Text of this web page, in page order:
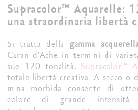
Supracolor™ Aquarelle:
una straordinaria libertà
Si tratta della gamma
Caran d'Ache in termini di
sue 120 tonalità, Supracolor™
totale libertà creativa. A secco o
mina morbida consente di
colore di grande